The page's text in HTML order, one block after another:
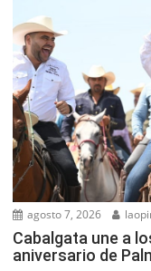
agosto 7, 2026
Cabalgata une a
aniversario de